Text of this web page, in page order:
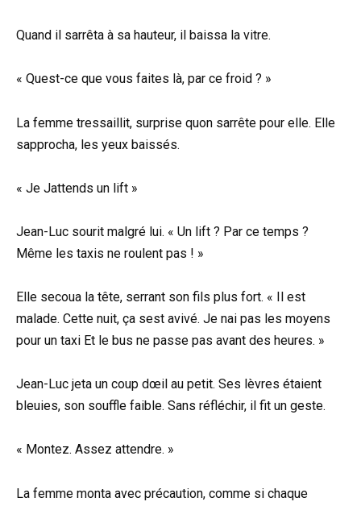
Quand il sarrêta à sa hauteur, il baissa la vitre.
« Quest-ce que vous faites là, par ce froid ? »
La femme tressaillit, surprise quon sarrête pour elle. Elle
sapprocha, les yeux baissés.
« Je Jattends un lift »
Jean-Luc sourit malgré lui. « Un lift ? Par ce temps ?
Même les taxis ne roulent pas ! »
Elle secoua la tête, serrant son fils plus fort. « Il est
malade. Cette nuit, ça sest avivé. Je nai pas les moyens
pour un taxi Et le bus ne passe pas avant des heures. »
Jean-Luc jeta un coup dœil au petit. Ses lèvres étaient
bleuies, son souffle faible. Sans réfléchir, il fit un geste.
« Montez. Assez attendre. »
La femme monta avec précaution, comme si chaque